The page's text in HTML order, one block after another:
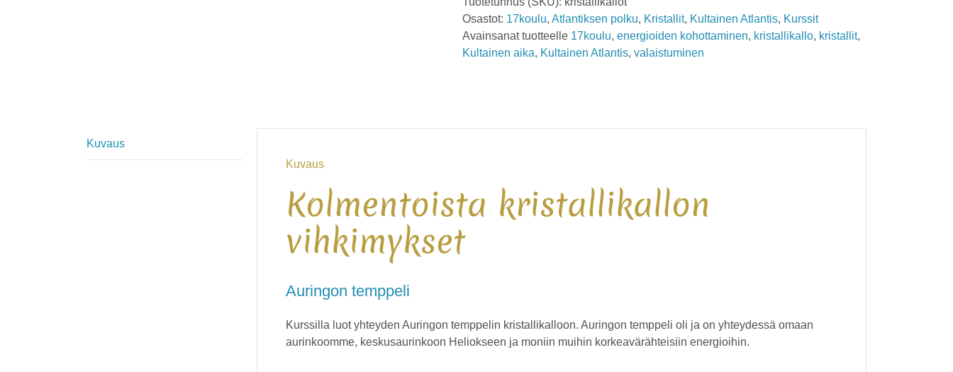
Osastot: 17koulu, Atlantiksen polku, Kristallit, Kultainen Atlantis, Kurssit
Avainsanat tuotteelle 17koulu, energioiden kohottaminen, kristallikallo, kristallit,
Kultainen aika, Kultainen Atlantis, valaistuminen
Kuvaus
Kuvaus
Kolmentoista kristallikallon
vihkimykset
Auringon temppeli
Kurssilla luot yhteyden Auringon temppelin kristallikalloon. Auringon temppeli oli ja on yhteydessä omaan
aurinkoomme, keskusaurinkoon Heliokseen ja moniin muihin korkeavärähteisiin energioihin.